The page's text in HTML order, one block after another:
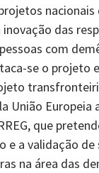
nacionais
das
com
se o projeto
União Europeia
que
e a validação de
na área das